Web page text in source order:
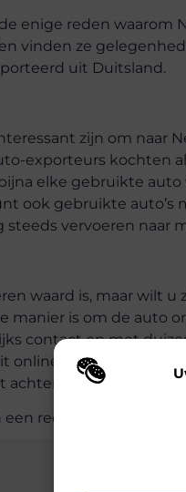
enige reden waarom
vinden ze
uit Duitsland.
zijn om naar
exporteurs kochten
elke gebruikte
ook gebruikte
steeds vervoeren naar
waard is, maar wilt u
manier is om de auto
contact op met
online
of uw auto aan
redelijke prijs voor